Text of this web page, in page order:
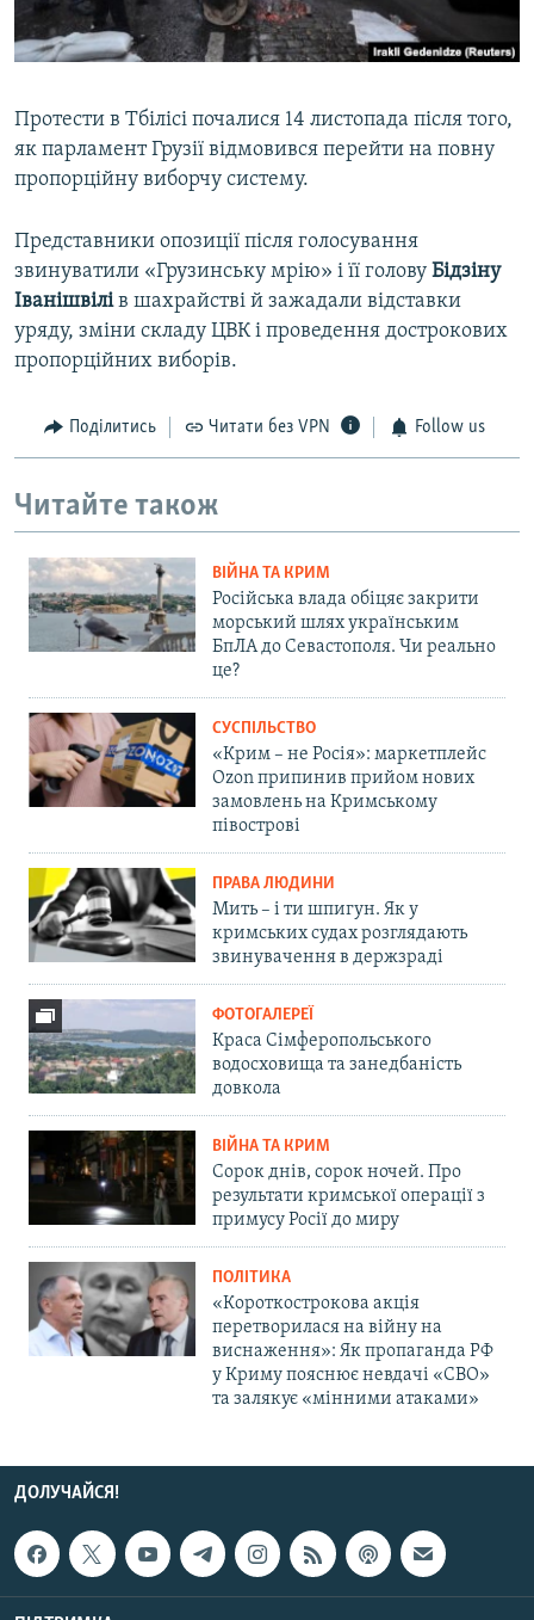
Протести в Тбілісі почалися 14 листопада після того,
як парламент Грузії відмовився перейти на повну
пропорційну виборчу систему.
Представники опозиції після голосування
звинуватили «Грузинську мрію» і її голову Бідзіну
Іванішвілів шахрайстві й зажадали відставки
уряду, зміни складу ЦВК і проведення дострокових
пропорційних виборів.
Поділитись Читати без VPN Follow us
Читайте також
ВІЙНА ТА КРИМ
Російська влада обіцяє закрити
морський шлях українським
БпЛА до Севастополя. Чи реально
це?
СУСПІЛЬСТВО
«Крим – не Росія»: маркетплейс
Ozon припинив прийом нових
замовлень на Кримському
півострові
ПРАВА ЛЮДИНИ
Мить – і ти шпигун. Як у
кримських судах розглядають
звинувачення в держзраді
ФОТОГАЛЕРЕЇ
Краса Сімферопольського
водосховища та занедбаність
довкола
ВІЙНА ТА КРИМ
Сорок днів, сорок ночей. Про
результати кримської операції з
примусу Росії до миру
ПОЛІТИКА
«Короткострокова акція
перетворилася на війну на
виснаження»: Як пропаганда РФ
у Криму пояснює невдачі «СВО»
та залякує «мінними атаками»
ДОЛУЧАЙСЯ!